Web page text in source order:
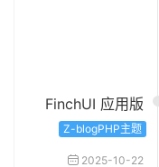
FinchUI 应用版
Z-blogPHP主题
2025-10-22